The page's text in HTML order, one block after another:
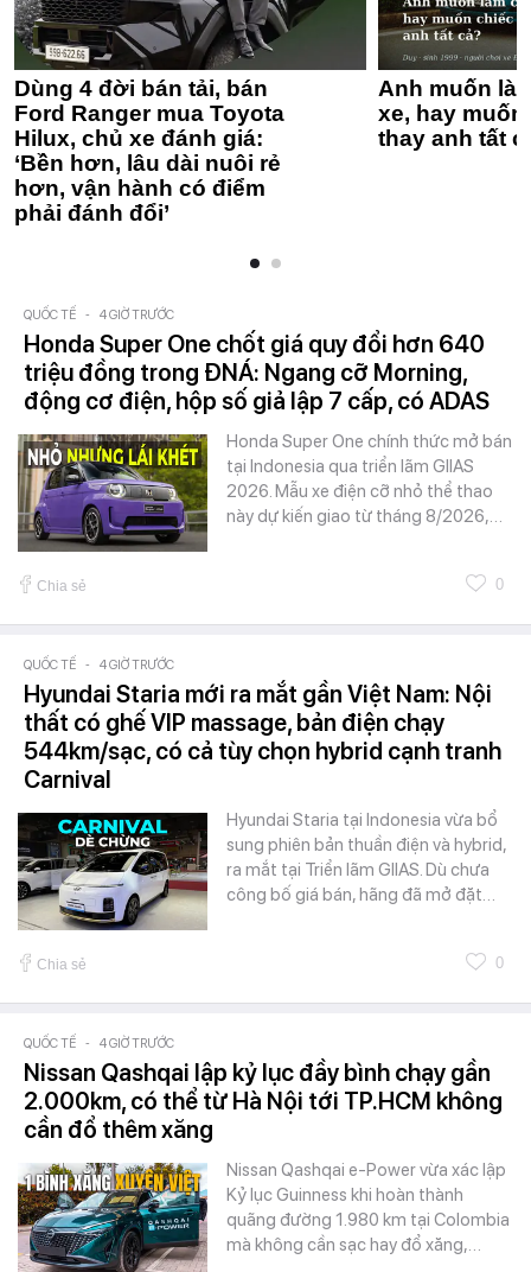
Dùng 4 đời bán tải, bán
Ford Ranger mua Toyota
Hilux, chủ xe đánh giá:
‘Bền hơn, lâu dài nuôi rẻ
hơn, vận hành có điểm
phải đánh đổi’
Anh muốn
xe, hay
thay anh tất
QUỐC TẾ - 4 GIỜ TRƯỚC
Honda Super One chốt giá quy đổi hơn 640
triệu đồng trong ĐNÁ: Ngang cỡ Morning,
động cơ điện, hộp số giả lập 7 cấp, có ADAS
Honda Super One chính thức mở bán
tại Indonesia qua triển lãm GIIAS
2026. Mẫu xe điện cỡ nhỏ thể thao
này dự kiến giao từ tháng 8/2026,…
Chia sẻ 0
QUỐC TẾ - 4 GIỜ TRƯỚC
Hyundai Staria mới ra mắt gần Việt Nam: Nội
thất có ghế VIP massage, bản điện chạy
544km/sạc, có cả tùy chọn hybrid cạnh tranh
Carnival
Hyundai Staria tại Indonesia vừa bổ
sung phiên bản thuần điện và hybrid,
ra mắt tại Triển lãm GIIAS. Dù chưa
công bố giá bán, hãng đã mở đặt…
Chia sẻ 0
QUỐC TẾ - 4 GIỜ TRƯỚC
Nissan Qashqai lập kỷ lục đầy bình chạy gần
2.000km, có thể từ Hà Nội tới TP.HCM không
cần đổ thêm xăng
Nissan Qashqai e-Power vừa xác lập
Kỷ lục Guinness khi hoàn thành
quãng đường 1.980 km tại Colombia
mà không cần sạc hay đổ xăng,…